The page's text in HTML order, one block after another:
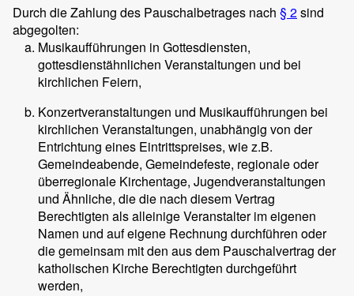
Durch die Zahlung des Pauschalbetrages nach § 2sind
abgegolten:
Musikaufführungen in Gottesdiensten,
gottesdienstähnlichen Veranstaltungen und bei
kirchlichen Feiern,
Konzertveranstaltungen und Musikaufführungen bei
kirchlichen Veranstaltungen, unabhängig von der
Entrichtung eines Eintrittspreises, wie z.B.
Gemeindeabende, Gemeindefeste, regionale oder
überregionale Kirchentage, Jugendveranstaltungen
und Ähnliche, die die nach diesem Vertrag
Berechtigten als alleinige Veranstalter im eigenen
Namen und auf eigene Rechnung durchführen oder
die gemeinsam mit den aus dem Pauschalvertrag der
katholischen Kirche Berechtigten durchgeführt
werden,